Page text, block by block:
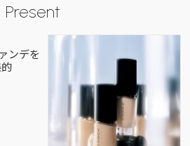
Present
ンデを